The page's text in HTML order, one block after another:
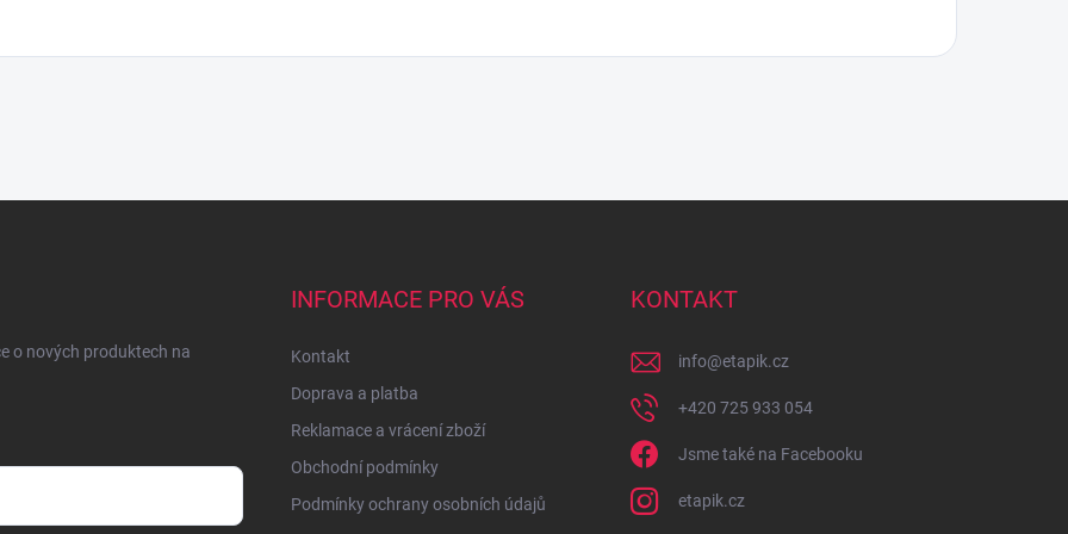
o nových produktech na
INFORMACE PRO VÁS
Kontakt
Doprava a platba
Reklamace a vrácení zboží
Obchodní podmínky
Podmínky ochrany osobních údajů
KONTAKT
info@etapik.cz
+420 725 933 054
Jsme také na Facebooku
etapik.cz